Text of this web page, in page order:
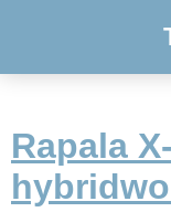
Rapala